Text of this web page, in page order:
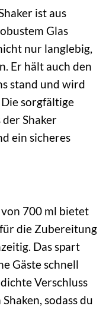
ist aus
Glas
nur langlebig,
Er hält auch den
stand und wird
sorgfältige
Shaker
ein sicheres
700 ml bietet
die Zubereitung
Das spart
Gäste schnell
Verschluss
sodass du